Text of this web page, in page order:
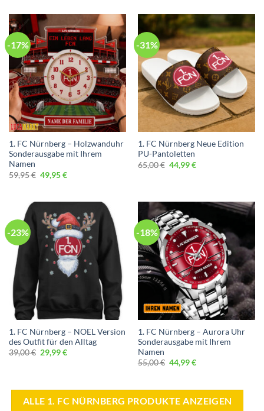
-17%
1. FC Nürnberg – Holzwanduhr
Sonderausgabe mit Ihrem
Namen
59,95€ Ursprünglicher
Preis
49,95€Aktueller
-31%
1. FC Nürnberg Neue Edition
PU-Pantoletten
65,00€ Ursprünglicher
Preis
44,99€Aktueller
-23%
1. FC Nürnberg – NOEL Version
des Outfit für den Alltag
39,00€ Ursprünglicher
Preis
29,99€Aktueller
-18%
1. FC Nürnberg – Aurora Uhr
Sonderausgabe mit Ihrem
Namen
55,00€ Ursprünglicher
Preis
44,99€Aktueller
ALLE 1. FC NÜRNBERG PRODUKTE ANZEIGEN